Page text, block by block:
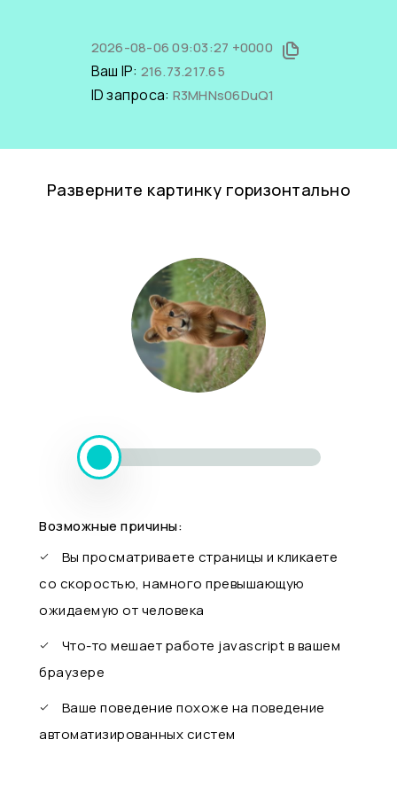
2026-08-06 09:03:27 +0000
Ваш IP: 216.73.217.65
ID запроса: R3MHNs06DuQ1
Разверните картинку горизонтально
Возможные причины:
Вы просматриваете страницы и кликаете
со скоростью, намного превышающую
ожидаемую от человека
Что-то мешает работе javascript в вашем
браузере
Ваше поведение похоже на поведение
автоматизированных систем